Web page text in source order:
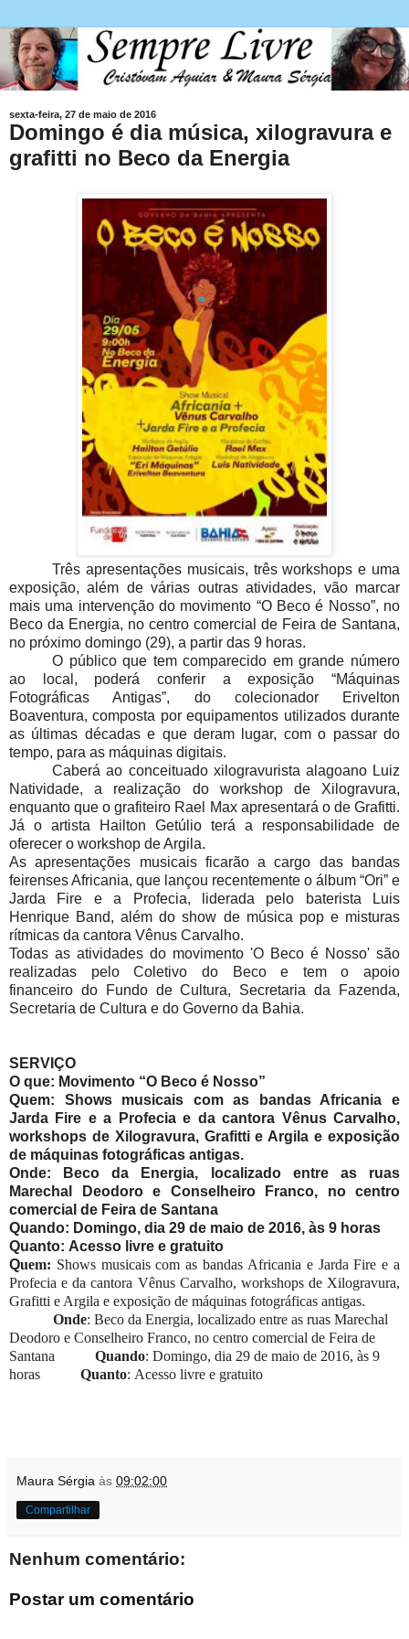
sexta-feira, 27 de maio de 2016
Domingo é dia música, xilogravura e
grafitti no Beco da Energia
Três apresentações musicais, três workshops e uma
exposição, além de várias outras atividades, vão marcar
mais uma intervenção do movimento “O Beco é Nosso”, no
Beco da Energia, no centro comercial de Feira de Santana,
no próximo domingo (29), a partir das 9 horas.
O público que tem comparecido em grande número
ao local, poderá conferir a exposição “Máquinas
Fotográficas Antigas”, do colecionador Erivelton
Boaventura, composta por equipamentos utilizados durante
as últimas décadas e que deram lugar, com o passar do
tempo, para as máquinas digitais.
Caberá ao conceituado xilogravurista alagoano Luiz
Natividade, a realização do workshop de Xilogravura,
enquanto que o grafiteiro Rael Max apresentará o de Grafitti.
Já o artista Hailton Getúlio terá a responsabilidade de
oferecer o workshop de Argila.
As apresentações musicais ficarão a cargo das bandas
feirenses Africania, que lançou recentemente o álbum “Ori” e
Jarda Fire e a Profecia, liderada pelo baterista Luis
Henrique Band, além do show de música pop e misturas
rítmicas da cantora Vênus Carvalho.
Todas as atividades do movimento 'O Beco é Nosso' são
realizadas pelo Coletivo do Beco e tem o apoio
financeiro do Fundo de Cultura, Secretaria da Fazenda,
Secretaria de Cultura e do Governo da Bahia.
SERVIÇO
O que: Movimento “O Beco é Nosso”
Quem: Shows musicais com as bandas Africania e
Jarda Fire e a Profecia e da cantora Vênus Carvalho,
workshops de Xilogravura, Grafitti e Argila e exposição
de máquinas fotográficas antigas.
Onde: Beco da Energia, localizado entre as ruas
Marechal Deodoro e Conselheiro Franco, no centro
comercial de Feira de Santana
Quando: Domingo, dia 29 de maio de 2016, às 9 horas
Quanto: Acesso livre e gratuito
Quem: Shows musicais com as bandas Africania e Jarda Fire e a
Profecia e da cantora Vênus Carvalho, workshops de Xilogravura,
Grafitti e Argila e exposição de máquinas fotográficas antigas.
Onde: Beco da Energia, localizado entre as ruas Marechal
Deodoro e Conselheiro Franco, no centro comercial de Feira de
Santana Quando: Domingo, dia 29 de maio de 2016, às 9
horas Quanto: Acesso livre e gratuito
Maura Sérgia às 09:02:00
Compartilhar
Nenhum comentário:
Postar um comentário